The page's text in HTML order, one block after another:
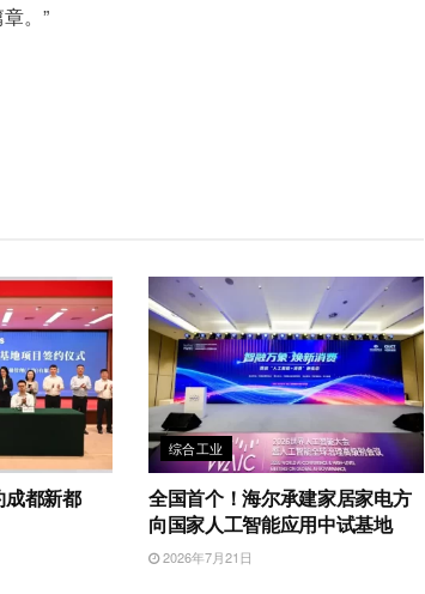
。”
都新都
综合工业
全国首个！海尔承建家居家电方
向国家人工智能应用中试基地
2026年7月21日